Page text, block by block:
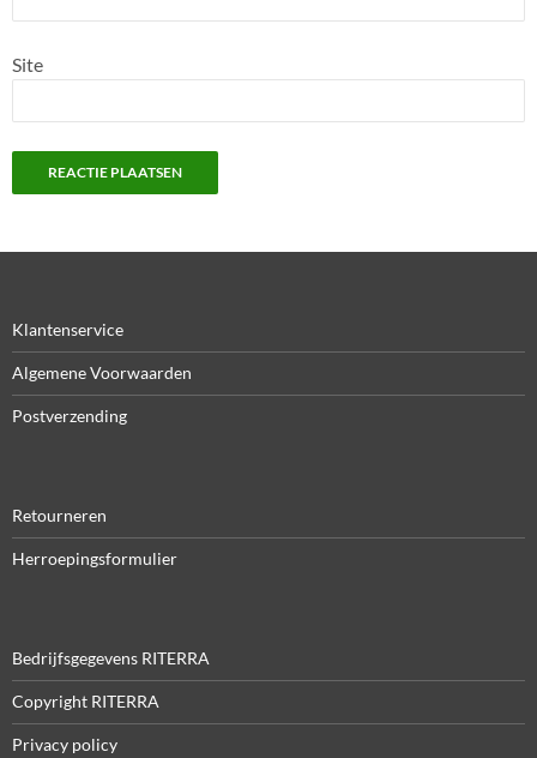
Site
Klantenservice
Algemene Voorwaarden
Postverzending
Retourneren
Herroepingsformulier
Bedrijfsgegevens RITERRA
Copyright RITERRA
Privacy policy